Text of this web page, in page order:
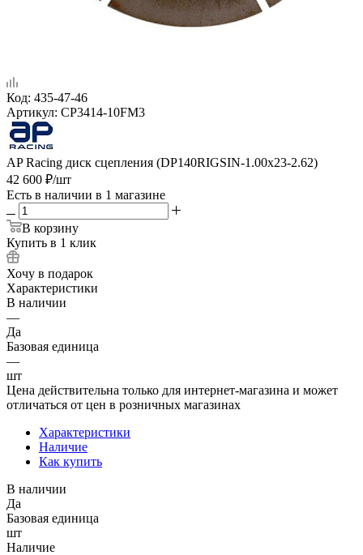
Код: 435-47-46
Артикул: CP3414-10FM3
AP Racing диск сцепления (DP140RIGSIN-1.00x23-2.62)
42 600 ₽/шт
Есть в наличии в 1 магазине
В корзину
Купить в 1 клик
Хочу в подарок
Характеристики
В наличии
—
Да
Базовая единица
—
шт
Цена действительна только для интернет-магазина и может
отличаться от цен в розничных магазинах
Характеристики
Наличие
Как купить
В наличии
Да
Базовая единица
шт
Наличие